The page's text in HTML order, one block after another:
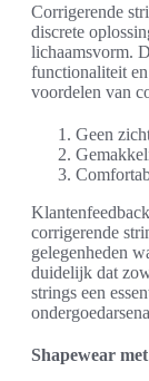
Corrigerende
discrete
lichaamsvorm.
functionaliteit
voordelen van
Geen
corrigerende
gelegenheden
duidelijk dat
strings een
Shapewear